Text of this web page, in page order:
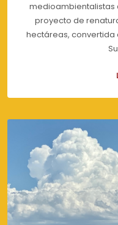
medioambientalistas
proyecto de
hectáreas,